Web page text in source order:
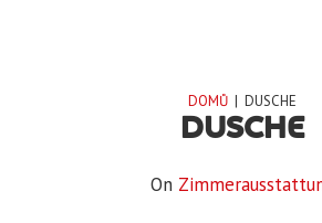
DOMŮ | DUSCHE
DUSCHE
On